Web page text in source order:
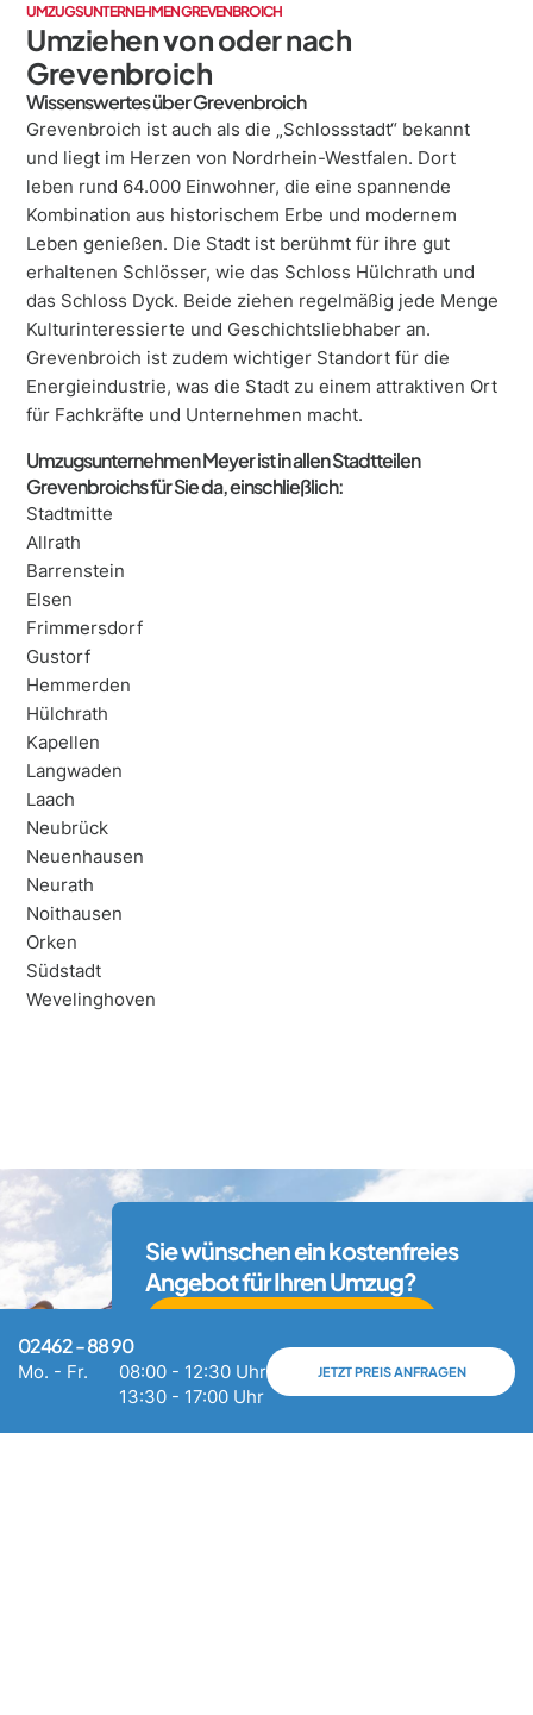
UMZUGSUNTERNEHMEN GREVENBROICH
Umziehen von oder nach
Grevenbroich
Wissenswertes über Grevenbroich
Grevenbroich ist auch als die „Schlossstadt“ bekannt
und liegt im Herzen von Nordrhein-Westfalen. Dort
leben rund 64.000 Einwohner, die eine spannende
Kombination aus historischem Erbe und modernem
Leben genießen. Die Stadt ist berühmt für ihre gut
erhaltenen Schlösser, wie das Schloss Hülchrath und
das Schloss Dyck. Beide ziehen regelmäßig jede Menge
Kulturinteressierte und Geschichtsliebhaber an.
Grevenbroich ist zudem wichtiger Standort für die
Energieindustrie, was die Stadt zu einem attraktiven Ort
für Fachkräfte und Unternehmen macht.
Umzugsunternehmen Meyer ist in allen Stadtteilen
Grevenbroichs für Sie da, einschließlich:
Stadtmitte
Allrath
Barrenstein
Elsen
Frimmersdorf
Gustorf
Hemmerden
Hülchrath
Kapellen
Langwaden
Laach
Neubrück
Neuenhausen
Neurath
Noithausen
Orken
Südstadt
Wevelinghoven
Sie wünschen ein kostenfreies
Angebot für Ihren Umzug?
02462 - 88 90
Umzugsberatung (kostenfrei)
Fr.
13:30 - 17:00 Uhr
02462 - 88 90
Mo. - Fr.
08:00 - 12:30 Uhr
13:30 - 17:00 Uhr
JETZT PREIS ANFRAGEN